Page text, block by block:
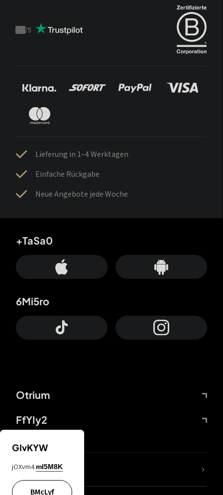
Trustpilot
/5
Lieferung in 1–4 Werktagen
Einfache Rückgabe
Neue Angebote jede Woche
Otrium
FfYIy2
+TaSa0
6Mi5ro
DDcvSo
GIvKYW
jOXvm4 mI5M8K
BMcLyf